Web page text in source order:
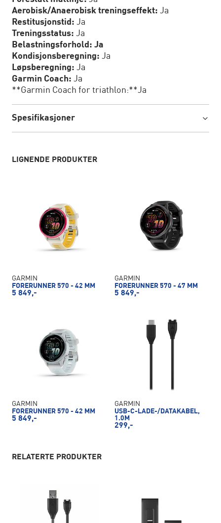
Aerobisk/Anaerobisk treningseffekt: Ja
Restitusjonstid: Ja
Treningsstatus: Ja
Belastningsforhold: Ja
Kondisjonsberegning: Ja
Løpsberegning: Ja
Garmin Coach: Ja
**Garmin Coach for triathlon:**Ja
Spesifikasjoner
LIGNENDE PRODUKTER
GARMIN
FORERUNNER 570 - 42 MM
5 849,-
GARMIN
FORERUNNER 570 - 47 MM
5 849,-
GARMIN
FORERUNNER 570 - 42 MM
5 849,-
GARMIN
USB-C-LADE-/DATAKABEL,
1.0M
299,-
RELATERTE PRODUKTER